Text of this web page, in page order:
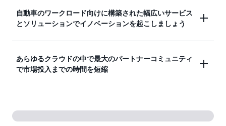
門知識と、大手自動車メーカーと協力して次世代の
自動車を設計、開発、製造してきた比類のない経験
があります。
自動車のワークロード向けに構築された幅広いサービス
とソリューションでイノベーションを起こしましょう
AI の可能性を最大限に引き出し、画期的なイノベー
ションを加速できるよう支援する、さまざまな専用
あらゆるクラウドの中で最大のパートナーコミュニティ
で市場投入までの時間を短縮
かつ最もダイナミックなパートナーコミュニティを
擁する AWS は、自動車メーカーが独自のビジネス